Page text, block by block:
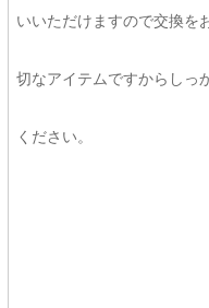
いいただけますので交換を
切なアイテムですからしっ
ください。